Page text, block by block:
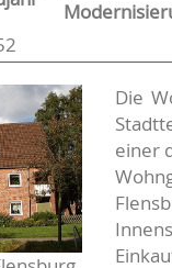
Immobilie
Die
einer